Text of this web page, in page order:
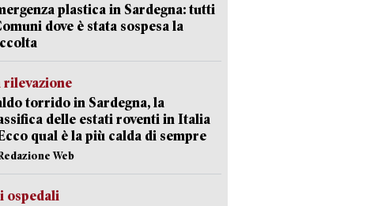
plastica in Sardegna: tutti
dove è stata sospesa la
rilevazione
torrido in Sardegna, la
delle estati roventi in Italia
qual è la più calda di sempre
Web
ospedali